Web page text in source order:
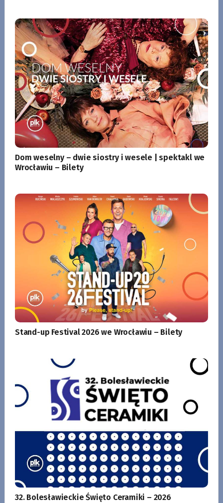
Dom weselny – dwie siostry i wesele | spektakl we
Wrocławiu – Bilety
Stand-up Festival 2026 we Wrocławiu – Bilety
32. Bolesławieckie Święto Ceramiki – 2026